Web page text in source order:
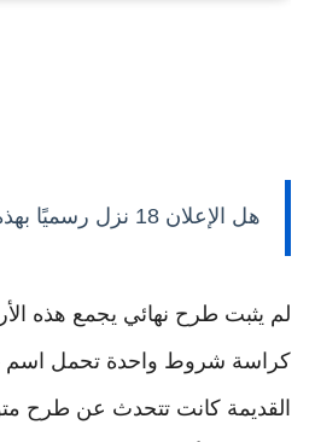
هل الإعلان 18 نزل رسميًا بهذه الأرقام؟
لم يثبت طرح نهائي يجمع هذه
القديمة كانت تتحدث عن طرح